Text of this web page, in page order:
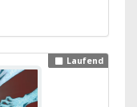
Laufend